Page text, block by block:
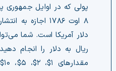
پولی که در اوایل جمهوری
۸ اوت ۱۷۸۶ اجازه
دلار آمریکا است‌. شما
ریال به دلار را انجام